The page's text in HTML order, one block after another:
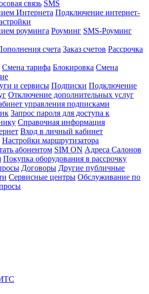
связь SMS
Интернета Подключение интернет-
роуминга Роуминг SMS-Роуминг
счета Заказ счетов Рассрочка
Смена тарифа Блокировка Смена
и сервисы Подписки Подключение
Отключение дополнительных услуг
управления подписками
Запрос пароля для доступа к
Справочная информация
Вход в личный кабинет
Настройки маршрутизатора
абонентом SIM ON Адреса Салонов
Покупка оборудования в рассрочку
Договоры Другие публичные
Сервисные центры Обслуживание по